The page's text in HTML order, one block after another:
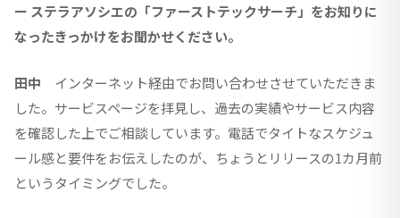
ー ステラアソシエの「ファーストテックサーチ」をお知りに
なったきっかけをお聞かせください。
田中 インターネット経由でお問い合わせさせていただきま
した。サービスページを拝見し、過去の実績やサービス内容
を確認した上でご相談しています。電話でタイトなスケジュ
ール感と要件をお伝えしたのが、ちょうとリリースの1カ月前
というタイミングでした。